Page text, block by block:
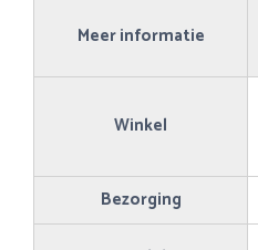
Meer informatie
Winkel
Bezorging